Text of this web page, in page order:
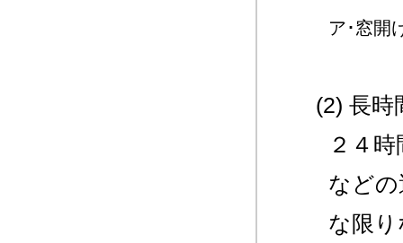
ア･窓開
(2) 長時
２４
など
な限